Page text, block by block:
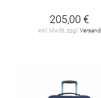
205,00 €
inkl. MwSt. zzgl. Versand